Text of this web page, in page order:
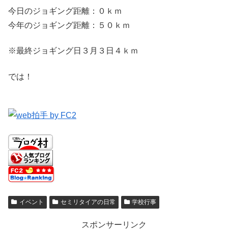
今日のジョギング距離：０ｋｍ
今年のジョギング距離：５０ｋｍ
※最終ジョギング日３月３日４ｋｍ
では！
イベント セミリタイアの日常 学校行事
スポンサーリンク